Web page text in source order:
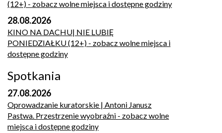
(12+) - zobacz wolne miejsca i dostępne godziny
28.08.2026
KINO NA DACHU| NIE LUBIĘ
PONIEDZIAŁKU (12+) - zobacz wolne miejsca i
dostępne godziny
Spotkania
27.08.2026
Oprowadzanie kuratorskie | Antoni Janusz
Pastwa. Przestrzenie wyobraźni - zobacz wolne
miejsca i dostępne godziny